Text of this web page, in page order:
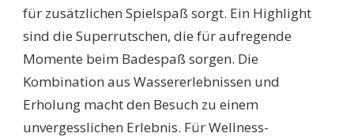
für zusätzlichen Spielspaß sorgt. Ein Highlight
sind die Superrutschen, die für aufregende
Momente beim Badespaß sorgen. Die
Kombination aus Wassererlebnissen und
Erholung macht den Besuch zu einem
unvergesslichen Erlebnis. Für Wellness-